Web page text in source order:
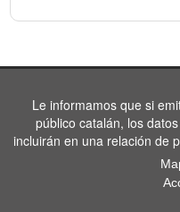
Le informamos que si
público catalán, los
incluirán en una relación de